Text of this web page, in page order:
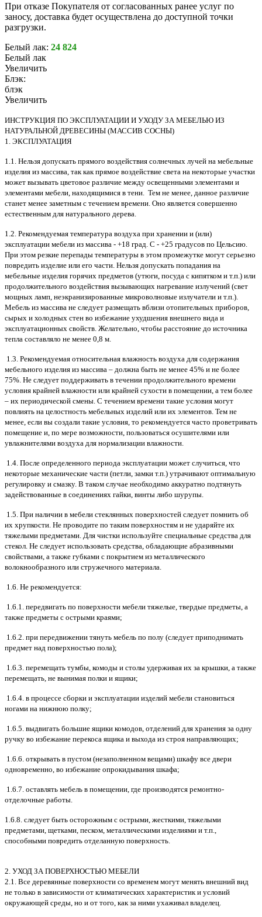
При отказе Покупателя от согласованных ранее услуг по
заносу, доставка будет осуществлена до доступной точки
разгрузки.
Белый лак: 24 824
Белый лак
Увеличить
Блэк:
блэк
Увеличить
ИНСТРУКЦИЯ ПО ЭКСПЛУАТАЦИИ И УХОДУ ЗА МЕБЕЛЬЮ ИЗ
НАТУРАЛЬНОЙ ДРЕВЕСИНЫ (МАССИВ СОСНЫ)
1. ЭКСПЛУАТАЦИЯ
1.1. Нельзя допускать прямого воздействия солнечных лучей на мебельные
изделия из массива, так как прямое воздействие света на некоторые участки
может вызывать цветовое различие между освещенными элементами и
элементами мебели, находящимися в тени. Тем не менее, данное различие
станет менее заметным с течением времени. Оно является совершенно
естественным для натурального дерева.
1.2. Рекомендуемая температура воздуха при хранении и (или)
эксплуатации мебели из массива - +18 град. С - +25 градусов по Цельсию.
При этом резкие перепады температуры в этом промежутке могут серьезно
повредить изделие или его части. Нельзя допускать попадания на
мебельные изделия горячих предметов (утюги, посуда с кипятком и т.п.) или
продолжительного воздействия вызывающих нагревание излучений (свет
мощных ламп, неэкранизированные микроволновые излучатели и т.п.).
Мебель из массива не следует размещать вблизи отопительных приборов,
сырых и холодных стен во избежание ухудшения внешнего вида и
эксплуатационных свойств. Желательно, чтобы расстояние до источника
тепла составляло не менее 0,8 м.
1.3. Рекомендуемая относительная влажность воздуха для содержания
мебельного изделия из массива – должна быть не менее 45% и не более
75%. Не следует поддерживать в течении продолжительного времени
условия крайней влажности или крайней сухости в помещении, а тем более
– их периодической смены. С течением времени такие условия могут
повлиять на целостность мебельных изделий или их элементов. Тем не
менее, если вы создали такие условия, то рекомендуется часто проветривать
помещение и, по мере возможности, пользоваться осушителями или
увлажнителями воздуха для нормализации влажности.
1.4. После определенного периода эксплуатации может случиться, что
некоторые механические части (петли, замки т.п.) утрачивают оптимальную
регулировку и смазку. В таком случае необходимо аккуратно подтянуть
задействованные в соединениях гайки, винты либо шурупы.
1.5. При наличии в мебели стеклянных поверхностей следует помнить об
их хрупкости. Не проводите по таким поверхностям и не ударяйте их
тяжелыми предметами. Для чистки используйте специальные средства для
стекол. Не следует использовать средства, обладающие абразивными
свойствами, а также губками с покрытием из металлического
волокнообразного или стружечного материала.
1.6. Не рекомендуется:
1.6.1. передвигать по поверхности мебели тяжелые, твердые предметы, а
также предметы с острыми краями;
1.6.2. при передвижении тянуть мебель по полу (следует приподнимать
предмет над поверхностью пола);
1.6.3. перемещать тумбы, комоды и столы удерживая их за крышки, а также
перемещать, не вынимая полки и ящики;
1.6.4. в процессе сборки и эксплуатации изделий мебели становиться
ногами на нижнюю полку;
1.6.5. выдвигать большие ящики комодов, отделений для хранения за одну
ручку во избежание перекоса ящика и выхода из строя направляющих;
1.6.6. открывать в пустом (незаполненном вещами) шкафу все двери
одновременно, во избежание опрокидывания шкафа;
1.6.7. оставлять мебель в помещении, где производятся ремонтно-
отделочные работы.
1.6.8. следует быть осторожным с острыми, жесткими, тяжелыми
предметами, щетками, песком, металлическими изделиями и т.п.,
способными повредить отделанную поверхность.
2. УХОД ЗА ПОВЕРХНОСТЬЮ МЕБЕЛИ
2.1. Все деревянные поверхности со временем могут менять внешний вид
не только в зависимости от климатических характеристик и условий
окружающей среды, но и от того, как за ними ухаживал владелец.